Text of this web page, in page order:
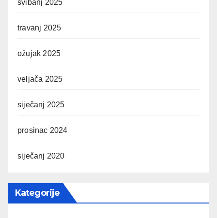
svibanj 2025
travanj 2025
ožujak 2025
veljača 2025
siječanj 2025
prosinac 2024
siječanj 2020
Kategorije